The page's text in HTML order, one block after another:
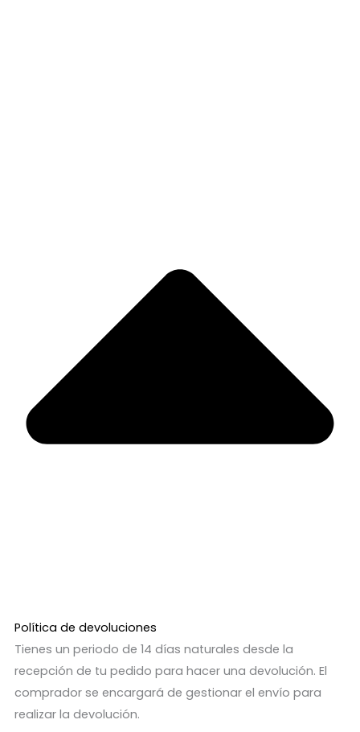
Política de devoluciones
Tienes un periodo de 14 días naturales desde la
recepción de tu pedido para hacer una devolución. El
comprador se encargará de gestionar el envío para
realizar la devolución.